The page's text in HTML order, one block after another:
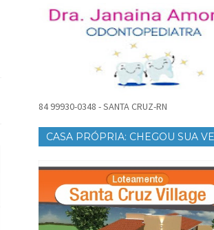
84 99930-0348 - SANTA CRUZ-RN
CASA PRÓPRIA: CHEGOU SUA